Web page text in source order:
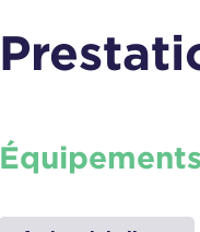
Équipements